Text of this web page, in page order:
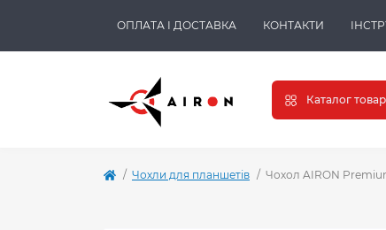
ОПЛАТА І ДОСТАВКА КОНТАКТИ
Каталог
Чохли для планшетів Чохол AIRON